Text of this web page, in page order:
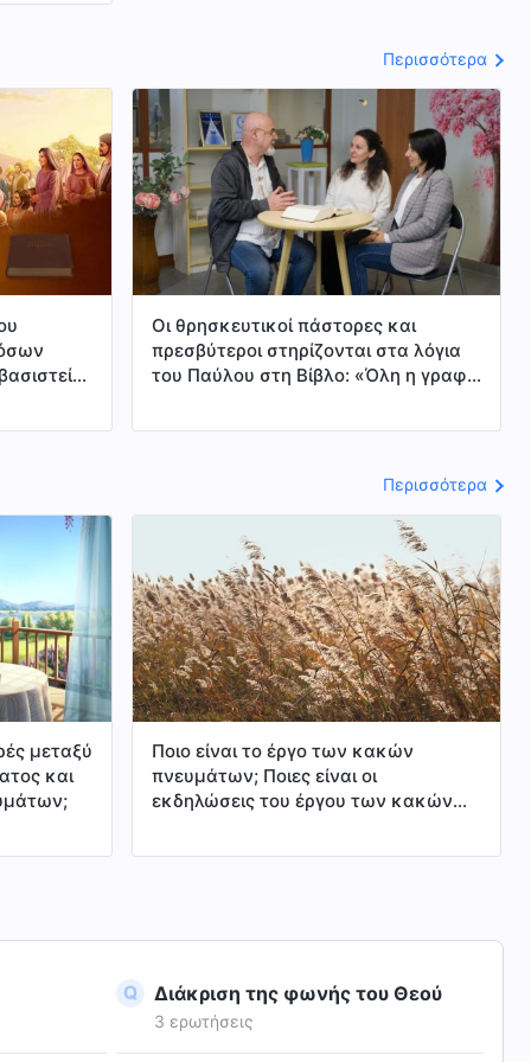
Περισσότερα
ότι η
την
στη
και
από τη
η πίστη
Οι θρησκευτικοί πάστορες και
πρεσβύτεροι στηρίζονται στα λόγια
του Παύλου στη Βίβλο: «Όλη η γραφή
λέτε ότι η Βίβλος δεν αποτελείται
εξολοκλήρου από τα λόγια του Θεού,
Περισσότερα
μεταξύ
και
Ποιο είναι το έργο των κακών
πνευμάτων; Ποιες είναι οι
εκδηλώσεις του έργου των κακών
Διάκριση της φωνής του Θεού
3 ερωτήσεις